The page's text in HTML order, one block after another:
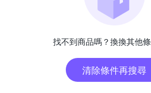
找不到商品嗎？換換其他條
清除條件再搜尋